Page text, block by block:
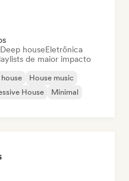
Deep houseEletrônica
de maior impacto
House music
House
Minimal